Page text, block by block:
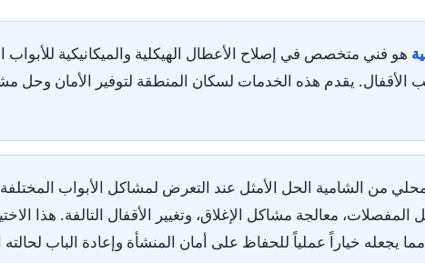
هو فني متخصص في إصلاح الأعطال الهيكلية والميكانيكية للأبواب
الأقفال. يقدم هذه الخدمات لسكان المنطقة لتوفير الأمان وحل
محلي من الشامية الحل الأمثل عند التعرض لمشاكل الأبواب
المفصلات، معالجة مشاكل الإغلاق، وتغيير الأقفال التالفة. هذا
مما يجعله خياراً عملياً للحفاظ على أمان المنشأة وإعادة الباب